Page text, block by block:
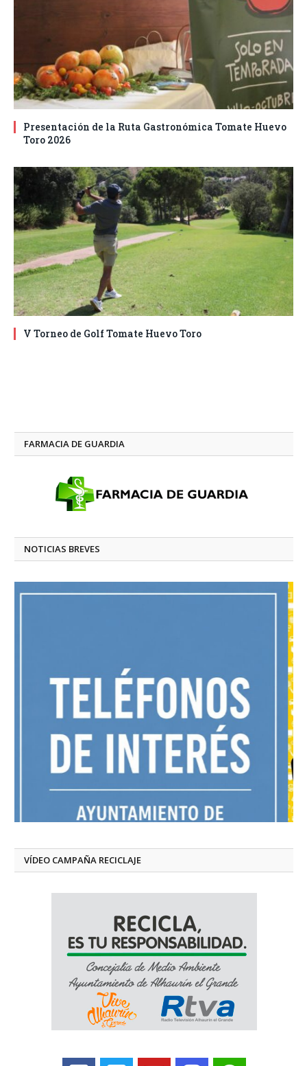
Presentación de la Ruta Gastronómica Tomate Huevo
Toro 2026
V Torneo de Golf Tomate Huevo Toro
FARMACIA DE GUARDIA
NOTICIAS BREVES
VÍDEO CAMPAÑA RECICLAJE